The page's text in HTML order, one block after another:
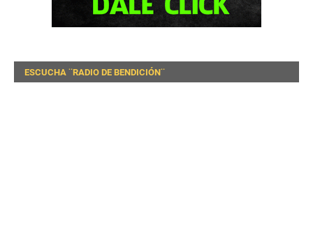
ESCUCHA ¨RADIO DE BENDICIÓN¨